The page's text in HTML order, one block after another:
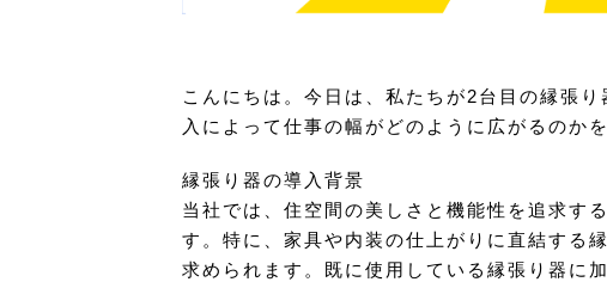
こんにちは。今日は、私たちが2台目の縁張
入によって仕事の幅がどのように広がるのか
縁張り器の導入背景
当社では、住空間の美しさと機能性を追求す
す。特に、家具や内装の仕上がりに直結する
求められます。既に使用している縁張り器に